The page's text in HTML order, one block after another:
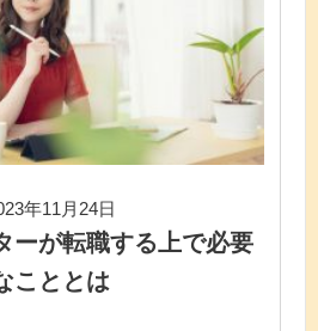
年11月24日
ーが転職する上で必要
こととは